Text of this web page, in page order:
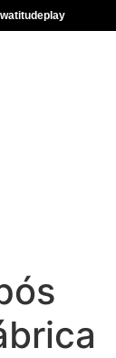
atitudeplay